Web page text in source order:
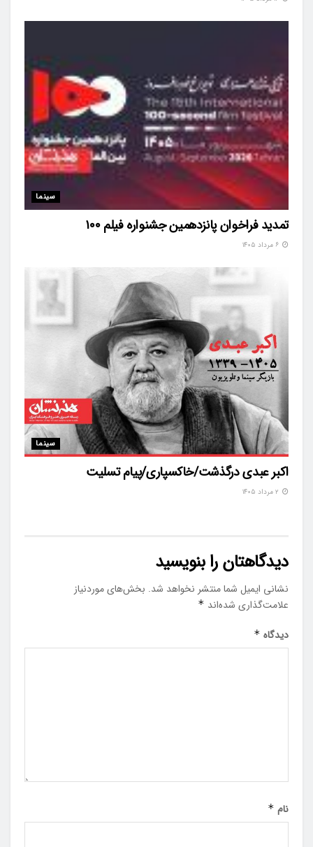
سینما
تمدید فراخوان پانزدهمین جشنواره فیلم ۱۰۰
سینما
اکبر عبدی درگذشت/خاکسپاری/پیام تسلیت
دیدگاهتان را بنویسید
نشانی ایمیل شما منتشر نخواهد شد. بخش‌های موردنیاز
علامت‌گذاری شده‌اند *
دیدگاه *
نام *